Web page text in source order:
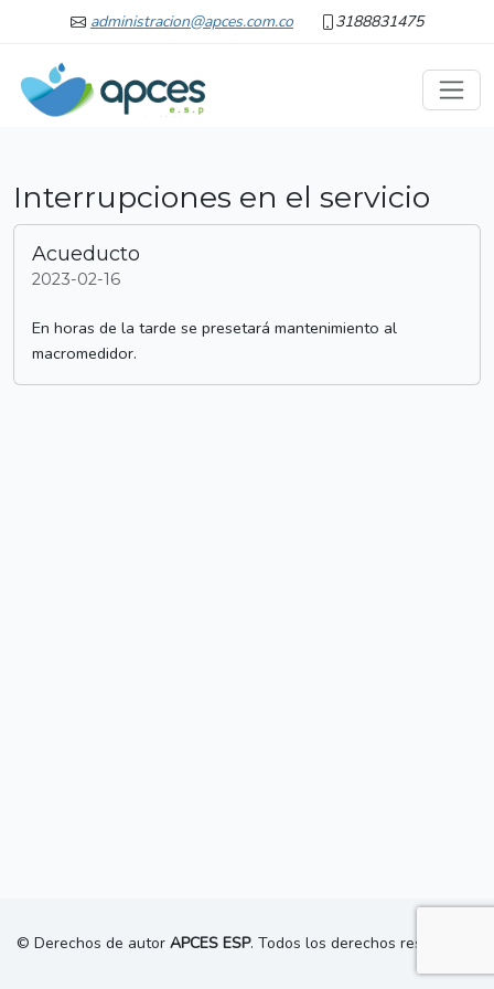
administracion@apces.com.co 3188831475
Interrupciones en el servicio
Acueducto
2023-02-16
En horas de la tarde se presetará mantenimiento al
macromedidor.
© Derechos de autor APCES ESP. Todos los derechos reservados